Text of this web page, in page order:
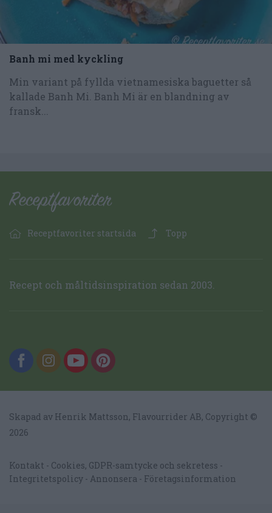
Banh mi med kyckling
Min variant på fyllda vietnamesiska baguetter så
kallade Banh Mi. Banh Mi är en blandning av
fransk...
Receptfavoriter startsida Topp
Recept och måltidsinspiration sedan 2003.
Skapad av Henrik Mattsson, Flavourrider AB, Copyright ©
2026
Kontakt
Cookies, GDPR-samtycke och sekretess
Integritetspolicy
Annonsera Företagsinformation